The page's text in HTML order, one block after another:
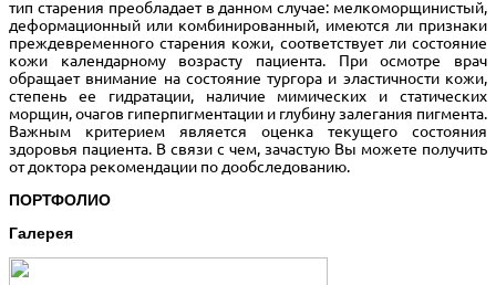
тип старения преобладает в данном случае: мелкоморщинистый,
деформационный или комбинированный, имеются ли признаки
преждевременного старения кожи, соответствует ли состояние
кожи календарному возрасту пациента. При осмотре врач
обращает внимание на состояние тургора и эластичности кожи,
степень ее гидратации, наличие мимических и статических
морщин, очагов гиперпигментации и глубину залегания пигмента.
Важным критерием является оценка текущего состояния
здоровья пациента. В связи с чем, зачастую Вы можете получить
от доктора рекомендации по дообследованию.
ПОРТФОЛИО
Галерея